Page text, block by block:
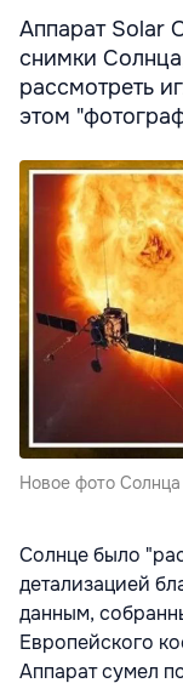
Аппарат Solar
снимки
рассмотреть
этом
Новое фото Солнца
Солнце было
детализацией
данным,
Европейского
Аппарат сумел